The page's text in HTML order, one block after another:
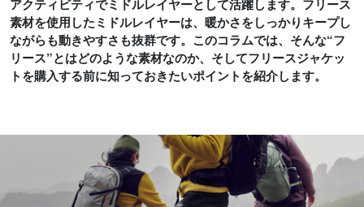
アクティビティでミドルレイヤーとして活躍します。フリース
素材を使用したミドルレイヤーは、暖かさをしっかりキープし
ながらも動きやすさも抜群です。このコラムでは、そんな“フ
リース”とはどのような素材なのか、そしてフリースジャケッ
トを購入する前に知っておきたいポイントを紹介します。